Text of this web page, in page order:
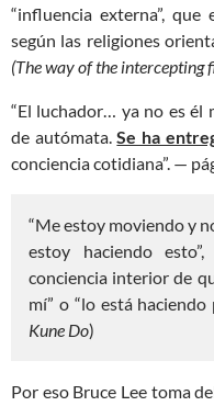
“influencia externa”,
según las religiones
(The way of the intercepting
“El luchador… ya no es él
de autómata.Se ha
conciencia cotidiana”. —
“Me estoy moviendo y
estoy haciendo
conciencia interior de
mí” o “lo está
Kune Do)
Por eso Bruce Lee toma